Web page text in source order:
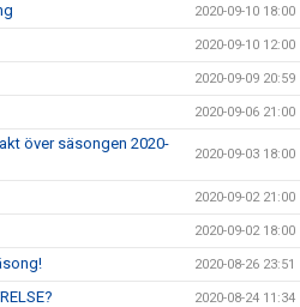
2020-09-10 18:00
2020-09-10 12:00
2020-09-09 20:59
2020-09-06 21:00
över säsongen 2020-
2020-09-03 18:00
2020-09-02 21:00
2020-09-02 18:00
2020-08-26 23:51
2020-08-24 11:34